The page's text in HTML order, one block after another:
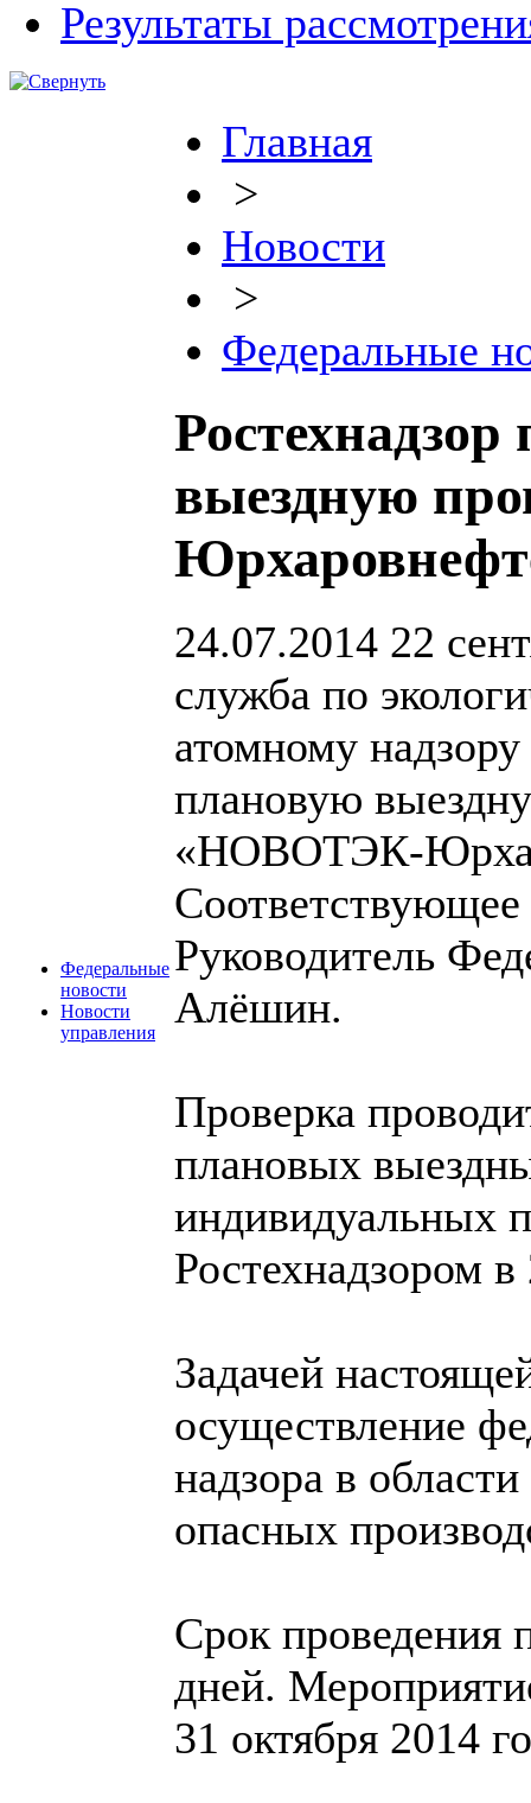
Результаты
Федеральные
новости
Новости
управления
Главная
>
Новости
>
Федеральные
выездную
24.07.2014 22
служба по
атомному
плановую
«НОВОТЭК-
Руководитель
Алёшин.
Проверка
плановых
индивидуальных
Ростехнадзором в
Задачей
осуществление
надзора в
опасных
Срок проведения
дней.
31 октября 2014